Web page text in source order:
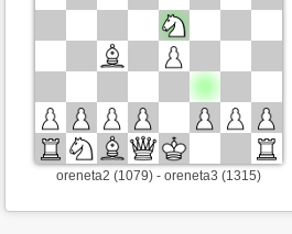
oreneta2 (1079) - oreneta3 (1315)